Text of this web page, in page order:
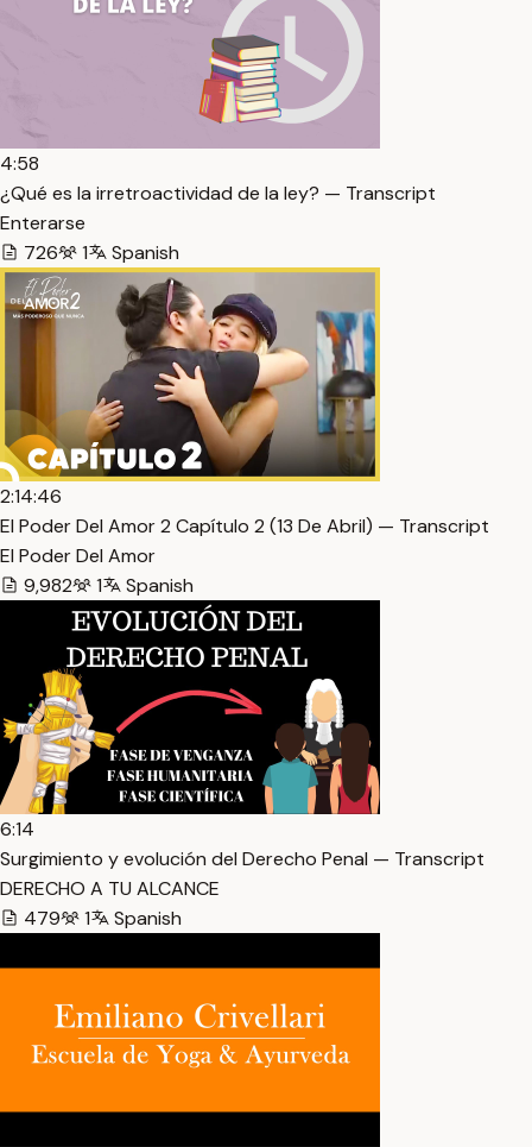
4:58
¿Qué es la irretroactividad de la ley? — Transcript
Enterarse
726
1 Spanish
2:14:46
El Poder Del Amor 2 Capítulo 2 (13 De Abril) — Transcript
El Poder Del Amor
9,982
1 Spanish
6:14
Surgimiento y evolución del Derecho Penal — Transcript
DERECHO A TU ALCANCE
479
1 Spanish